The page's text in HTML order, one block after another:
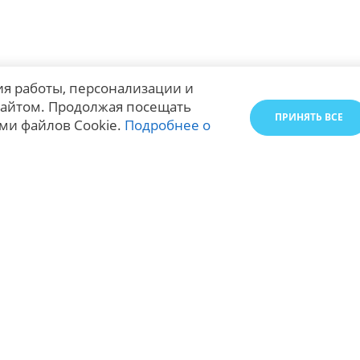
работы, персонализации и
Продолжая посещать
файлов Cookie. Подробнее о ПРИНЯТЬ ВСЕ